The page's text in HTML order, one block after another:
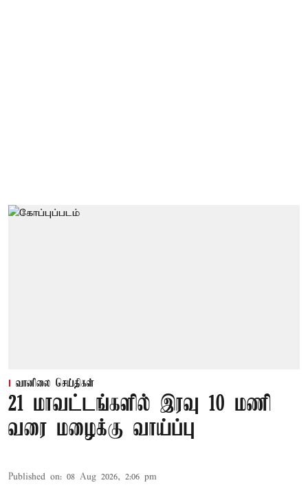
வானிலை செய்திகள்
21 மாவட்டங்களில் இரவு 10 மணி
வரை மழைக்கு வாய்ப்பு
Published on: 08 Aug 2026, 2:06 pm